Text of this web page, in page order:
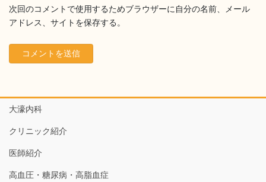
次回のコメントで使用するためブラウザーに自分の名前、メール
アドレス、サイトを保存する。
大濠内科
クリニック紹介
医師紹介
高血圧・糖尿病・高脂血症